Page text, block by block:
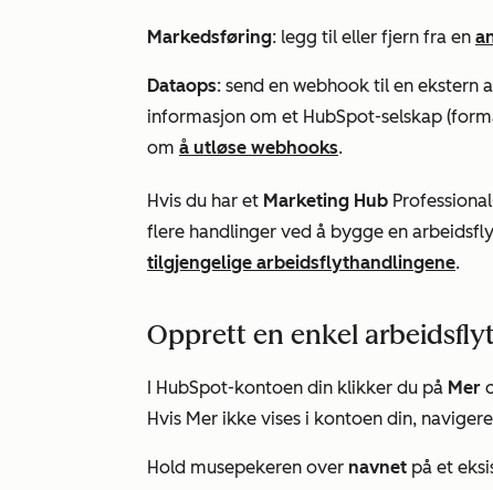
Markedsføring: legg til eller fjern fra en
Dataops: send en webhook til en ekstern
informasjon om et HubSpot-selskap
om å utløse webhooks.
Hvis du har et Marketing Hub
flere handlinger ved å bygge en
tilgjengelige arbeidsflythandlingene.
Opprett en enkel
I HubSpot-kontoen din klikker du på Mer
Hvis Mer ikke vises i kontoen din,
Hold musepekeren over navnet på et